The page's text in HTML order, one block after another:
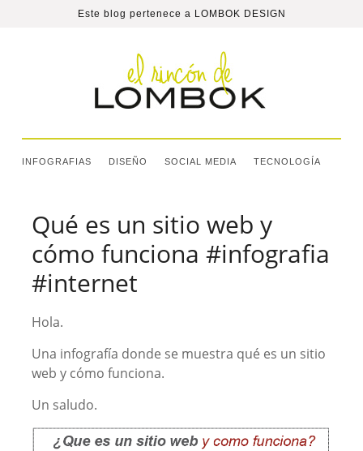
Este blog pertenece a LOMBOK DESIGN
INFOGRAFIAS DISEÑO SOCIAL MEDIA TECNOLOGÍA
Qué es un sitio web y
cómo funciona #infografia
#internet
Hola.
Una infografía donde se muestra qué es un sitio
web y cómo funciona.
Un saludo.